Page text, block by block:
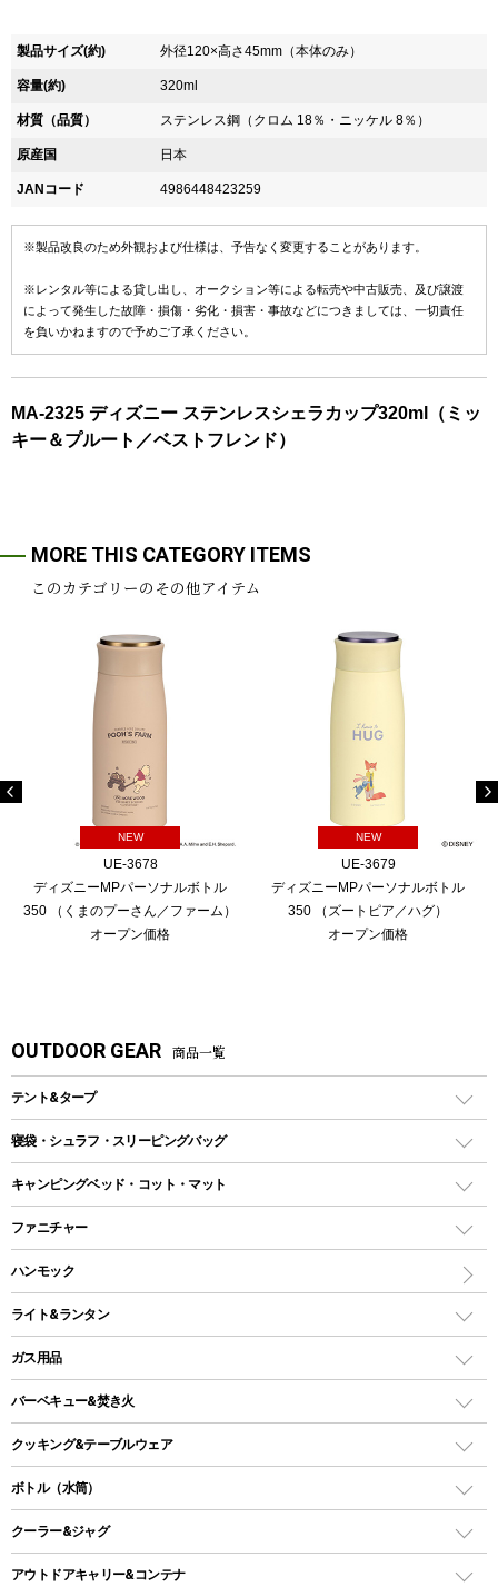
製品サイズ(約) 外径120×高さ45mm（本体のみ）
容量(約) 320ml
材質（品質） ステンレス鋼（クロム 18％・ニッケル 8％）
原産国 日本
JANコード 4986448423259
※製品改良のため外観および仕様は、予告なく変更することがあります。
※レンタル等による貸し出し、オークション等による転売や中古販売、及び譲渡
によって発生した故障・損傷・劣化・損害・事故などにつきましては、一切責任
を負いかねますので予めご了承ください。
MA-2325 ディズニー ステンレスシェラカップ320ml（ミッ
キー＆プルート／ベストフレンド）
MORE THIS CATEGORY ITEMS
このカテゴリーのその他アイテム
NEW
UE-3678
ディズニーMPパーソナルボトル
350 （くまのプーさん／ファーム）
オープン価格
NEW
UE-3679
ディズニーMPパーソナルボトル
350 （ズートピア／ハグ）
オープン価格
OUTDOOR GEAR 商品一覧
テント&タープ
テント
ツールームテント
ワンポールテント
シェルターテント
ロッジ型・オリジナルテント
タープ
スクエアタープ（レクタタープ）
メッシュタープ
自立式タープ
寝袋・シュラフ・スリーピングバッグ
レクタングラー型（封筒型）シュラフ
インナーシュラフ
キャンピングベッド・コット・マット
キャンピングベッド・コット
インフレータブルマット
ファニチャー
アウトドアテーブル
レジャーシート
ハンモック
ライト&ランタン
LEDランタン
ガスランタン
オイルランタン
LEDライト
ヘッドライト
キャンドル
ガス用品
ガスバーナー
ガス缶
ガストーチ、ライター
バーベキュー&焚き火
バーベキューコンロ、グリル
焚き火台タイプ（ロースタイル）グリル
卓上タイプグリル
パーティータイプグリル
クッキング&テーブルウェア
ダッチオーブン
ホットサンドメーカー
ボトル（水筒）
ステンレスボトル
クーラー&ジャグ
クーラーボックス
アウトドアキャリー&コンテナ